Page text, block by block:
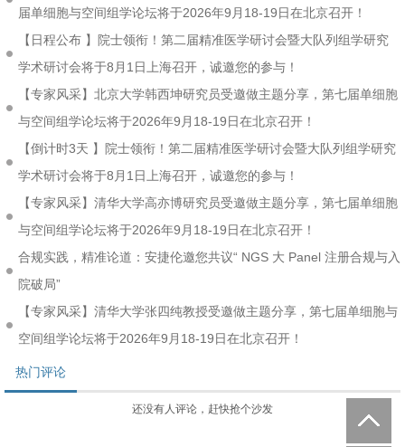
届单细胞与空间组学论坛将于2026年9月18-19日在北京召开！
【日程公布 】院士领衔！第二届精准医学研讨会暨大队列组学研究
学术研讨会将于8月1日上海召开，诚邀您的参与！
【专家风采】北京大学韩西坤研究员受邀做主题分享，第七届单细胞
与空间组学论坛将于2026年9月18-19日在北京召开！
【倒计时3天 】院士领衔！第二届精准医学研讨会暨大队列组学研究
学术研讨会将于8月1日上海召开，诚邀您的参与！
【专家风采】清华大学高亦博研究员受邀做主题分享，第七届单细胞
与空间组学论坛将于2026年9月18-19日在北京召开！
合规实践，精准论道：安捷伦邀您共议“ NGS 大 Panel 注册合规与入
院破局”
【专家风采】清华大学张四纯教授受邀做主题分享，第七届单细胞与
空间组学论坛将于2026年9月18-19日在北京召开！
热门评论
还没有人评论，赶快抢个沙发